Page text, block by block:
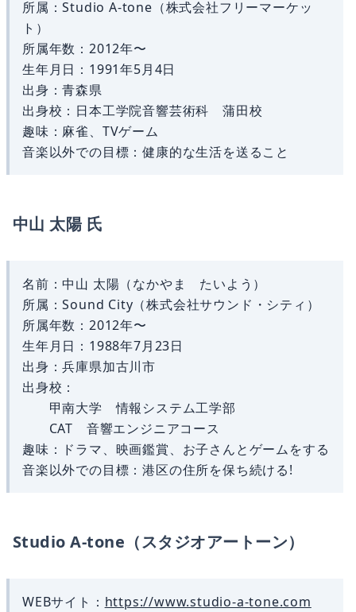
所属：Studio A-tone（株式会社フリーマーケッ
ト）
所属年数：2012年〜
生年月日：1991年5月4日
出身：青森県
出身校：日本工学院音響芸術科 蒲田校
趣味：麻雀、TVゲーム
音楽以外での目標：健康的な生活を送ること
中山 太陽 氏
名前：中山 太陽（なかやま たいよう）
所属：Sound City（株式会社サウンド・シティ）
所属年数：2012年〜
生年月日：1988年7月23日
出身：兵庫県加古川市
出身校：
甲南大学 情報システム工学部
CAT 音響エンジニアコース
趣味：ドラマ、映画鑑賞、お子さんとゲームをする
音楽以外での目標：港区の住所を保ち続ける!
Studio A-tone（スタジオアートーン）
WEBサイト： https://www.studio-a-tone.com